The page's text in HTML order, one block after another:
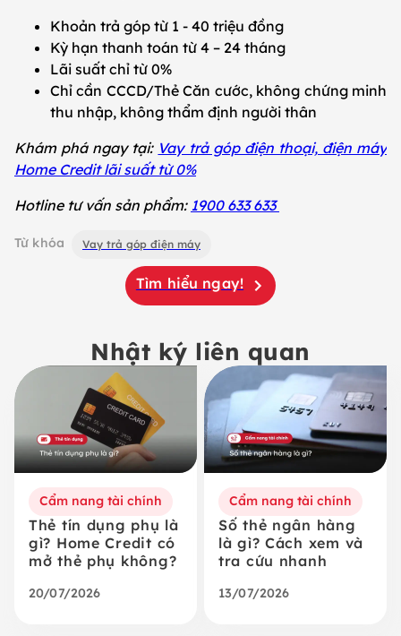
Khoản trả góp từ 1 - 40 triệu đồng
Kỳ hạn thanh toán từ 4 – 24 tháng
Lãi suất chỉ từ 0%
Chỉ cần CCCD/Thẻ Căn cước, không chứng minh
thu nhập, không thẩm định người thân
Khám phá ngay tại: Vay trả góp điện thoại, điện máy
Home Credit lãi suất từ 0%
Hotline tư vấn sản phẩm: 1900 633 633
Từ khóa Vay trả góp điện máy
Tìm hiểu ngay!
Nhật ký liên quan
Cẩm nang tài chính
Thẻ tín dụng phụ là
gì? Home Credit có
mở thẻ phụ không?
20/07/2026
Cẩm nang tài chính
Số thẻ ngân hàng
là gì? Cách xem và
tra cứu nhanh
13/07/2026